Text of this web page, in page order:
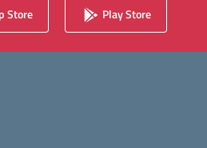
Store Play Store